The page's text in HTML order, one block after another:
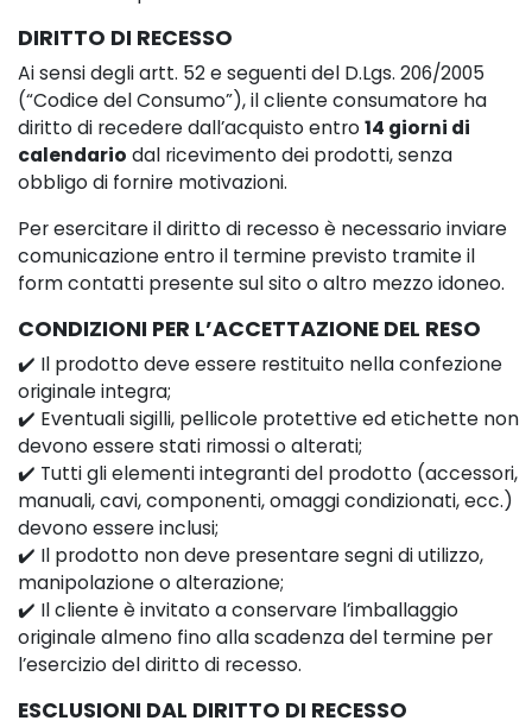
DIRITTO DI RECESSO
Ai sensi degli artt. 52 e seguenti del D.Lgs. 206/2005
(“Codice del Consumo”), il cliente consumatore ha
diritto di recedere dall’acquisto entro 14 giorni di
calendario dal ricevimento dei prodotti, senza
obbligo di fornire motivazioni.
Per esercitare il diritto di recesso è necessario inviare
comunicazione entro il termine previsto tramite il
form contatti presente sul sito o altro mezzo idoneo.
CONDIZIONI PER L’ACCETTAZIONE DEL RESO
✔️ Il prodotto deve essere restituito nella confezione
originale integra;
✔️ Eventuali sigilli, pellicole protettive ed etichette non
devono essere stati rimossi o alterati;
✔️ Tutti gli elementi integranti del prodotto (accessori,
manuali, cavi, componenti, omaggi condizionati, ecc.)
devono essere inclusi;
✔️ Il prodotto non deve presentare segni di utilizzo,
manipolazione o alterazione;
✔️ Il cliente è invitato a conservare l’imballaggio
originale almeno fino alla scadenza del termine per
l’esercizio del diritto di recesso.
ESCLUSIONI DAL DIRITTO DI RECESSO